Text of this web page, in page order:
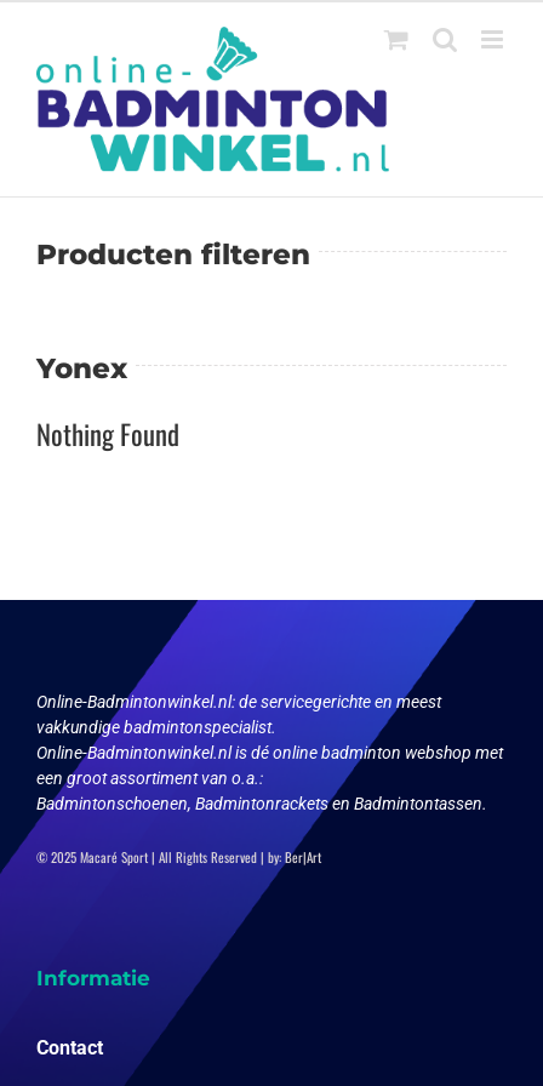
inhoud
Producten filteren
Yonex
Nothing Found
Online-Badmintonwinkel.nl:de servicegerichte en meest
vakkundige badmintonspecialist.
Online-Badmintonwinkel.nl is dé online badminton webshop met
een groot assortiment van o.a.:
Badmintonschoenen, Badmintonrackets en Badmintontassen.
© 2025 Macaré Sport | All Rights Reserved | by:Ber|Art
Informatie
Contact